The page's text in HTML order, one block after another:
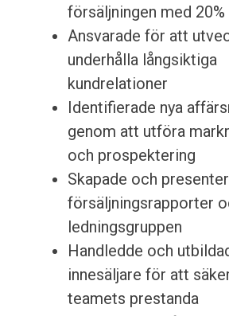
försäljningen med 20%
Ansvarade för att
underhålla långsiktiga
kundrelationer
Identifierade nya
genom att utföra
och prospektering
Skapade och
försäljningsrapporter
ledningsgruppen
Handledde och
innesäljare för att
teamets prestanda